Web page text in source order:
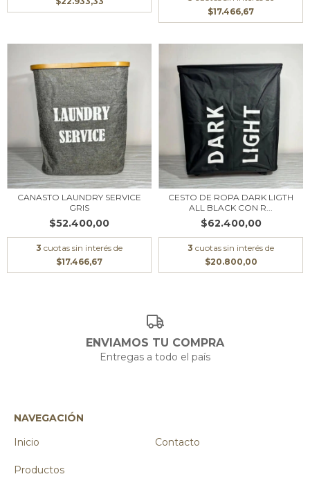
$17.466,67
CANASTO LAUNDRY SERVICE
GRIS
$52.400,00
3 cuotas sin interés de
$17.466,67
CESTO DE ROPA DARK LIGTH
ALL BLACK CON R...
$62.400,00
3 cuotas sin interés de
$20.800,00
ENVIAMOS TU COMPRA
Entregas a todo el país
NAVEGACIÓN
Inicio
Contacto
Productos